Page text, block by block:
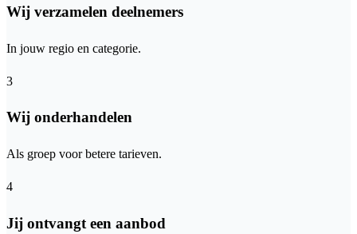
Wij verzamelen deelnemers
In jouw regio en categorie.
3
Wij onderhandelen
Als groep voor betere tarieven.
4
Jij ontvangt een aanbod